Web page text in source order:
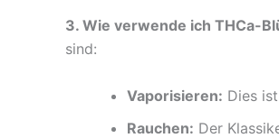
3. Wie verwende ich THCa-
sind:
Vaporisieren: Dies
Rauchen: Der